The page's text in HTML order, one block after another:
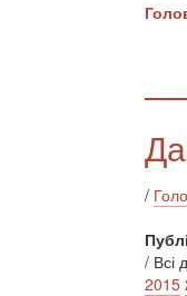
/
/ Всі
2015